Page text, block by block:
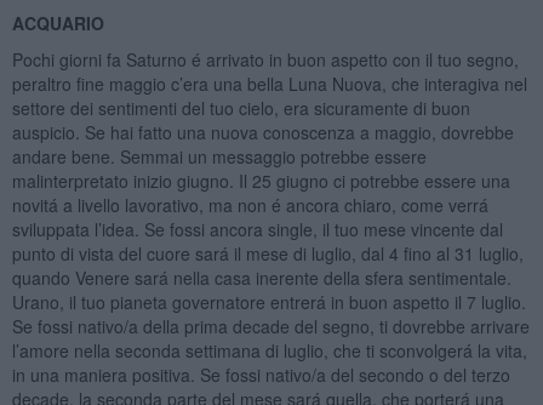
ACQUARIO
Pochi giorni fa Saturno é arrivato in buon aspetto con il tuo segno,
peraltro fine maggio c’era una bella Luna Nuova, che interagiva nel
settore dei sentimenti del tuo cielo, era sicuramente di buon
auspicio. Se hai fatto una nuova conoscenza a maggio, dovrebbe
andare bene. Semmai un messaggio potrebbe essere
malinterpretato inizio giugno. Il 25 giugno ci potrebbe essere una
novitá a livello lavorativo, ma non é ancora chiaro, come verrá
sviluppata l’idea. Se fossi ancora single, il tuo mese vincente dal
punto di vista del cuore sará il mese di luglio, dal 4 fino al 31 luglio,
quando Venere sará nella casa inerente della sfera sentimentale.
Urano, il tuo pianeta governatore entrerá in buon aspetto il 7 luglio.
Se fossi nativo/a della prima decade del segno, ti dovrebbe arrivare
l’amore nella seconda settimana di luglio, che ti sconvolgerá la vita,
in una maniera positiva. Se fossi nativo/a del secondo o del terzo
decade, la seconda parte del mese sará quella, che porterá una